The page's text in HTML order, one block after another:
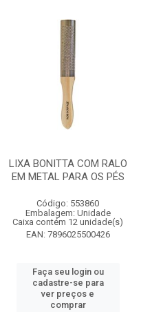
LIXA BONITTA COM RALO
EM METAL PARA OS PÉS
Código: 553860
Embalagem: Unidade
Caixa contém 12 unidade(s)
EAN: 7896025500426
Faça seu login ou
cadastre-se para
ver preços e
comprar